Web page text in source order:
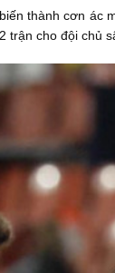
thành cơn ác
trận cho đội